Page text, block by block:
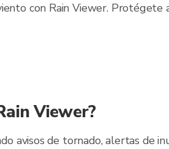
con Rain Viewer. Protégete
Viewer?
avisos de tornado, alertas de